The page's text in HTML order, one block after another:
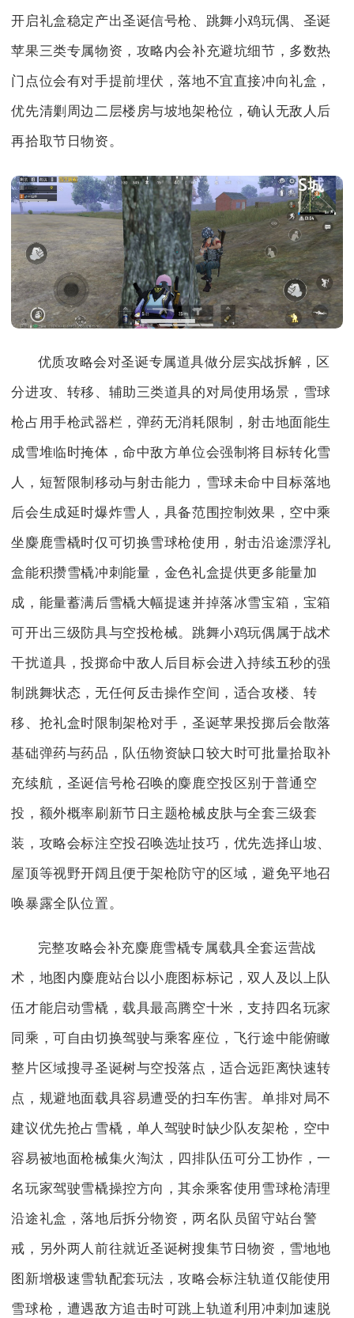
开启礼盒稳定产出圣诞信号枪、跳舞小鸡玩偶、圣诞
苹果三类专属物资，攻略内会补充避坑细节，多数热
门点位会有对手提前埋伏，落地不宜直接冲向礼盒，
优先清剿周边二层楼房与坡地架枪位，确认无敌人后
再拾取节日物资。
优质攻略会对圣诞专属道具做分层实战拆解，区
分进攻、转移、辅助三类道具的对局使用场景，雪球
枪占用手枪武器栏，弹药无消耗限制，射击地面能生
成雪堆临时掩体，命中敌方单位会强制将目标转化雪
人，短暂限制移动与射击能力，雪球未命中目标落地
后会生成延时爆炸雪人，具备范围控制效果，空中乘
坐麋鹿雪橇时仅可切换雪球枪使用，射击沿途漂浮礼
盒能积攒雪橇冲刺能量，金色礼盒提供更多能量加
成，能量蓄满后雪橇大幅提速并掉落冰雪宝箱，宝箱
可开出三级防具与空投枪械。跳舞小鸡玩偶属于战术
干扰道具，投掷命中敌人后目标会进入持续五秒的强
制跳舞状态，无任何反击操作空间，适合攻楼、转
移、抢礼盒时限制架枪对手，圣诞苹果投掷后会散落
基础弹药与药品，队伍物资缺口较大时可批量拾取补
充续航，圣诞信号枪召唤的麋鹿空投区别于普通空
投，额外概率刷新节日主题枪械皮肤与全套三级套
装，攻略会标注空投召唤选址技巧，优先选择山坡、
屋顶等视野开阔且便于架枪防守的区域，避免平地召
唤暴露全队位置。
完整攻略会补充麋鹿雪橇专属载具全套运营战
术，地图内麋鹿站台以小鹿图标标记，双人及以上队
伍才能启动雪橇，载具最高腾空十米，支持四名玩家
同乘，可自由切换驾驶与乘客座位，飞行途中能俯瞰
整片区域搜寻圣诞树与空投落点，适合远距离快速转
点，规避地面载具容易遭受的扫车伤害。单排对局不
建议优先抢占雪橇，单人驾驶时缺少队友架枪，空中
容易被地面枪械集火淘汰，四排队伍可分工协作，一
名玩家驾驶雪橇操控方向，其余乘客使用雪球枪清理
沿途礼盒，落地后拆分物资，两名队员留守站台警
戒，另外两人前往就近圣诞树搜集节日物资，雪地地
图新增极速雪轨配套玩法，攻略会标注轨道仅能使用
雪球枪，遭遇敌方追击时可跳上轨道利用冲刺加速脱